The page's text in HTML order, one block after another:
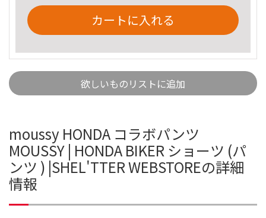
カートに入れる
欲しいものリストに追加
moussy HONDA コラボパンツ
MOUSSY | HONDA BIKER ショーツ (パ
ンツ ) |SHEL'TTER WEBSTOREの詳細
情報